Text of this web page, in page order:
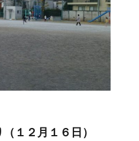
１２月１６日）